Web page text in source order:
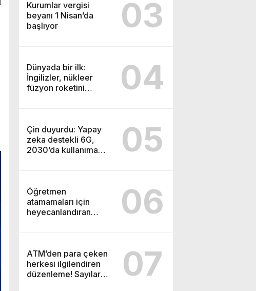
Kurumlar vergisi
beyanı 1 Nisan’da
başlıyor
03
Dünyada bir ilk:
İngilizler, nükleer
füzyon roketini
04
Çin duyurdu: Yapay
zeka destekli 6G,
2030’da kullanıma
05
Öğretmen
atamamaları için
heyecanlandıran
06
ATM’den para çeken
herkesi ilgilendiren
düzenleme! Sayılar
07